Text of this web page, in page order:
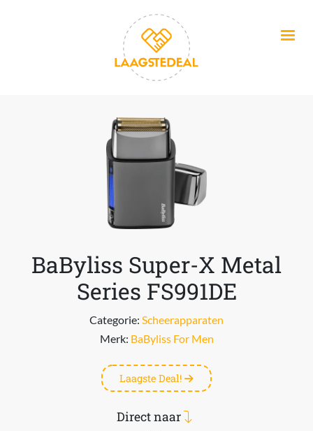
BaByliss Super-X Metal
Series FS991DE
Categorie: Scheerapparaten
Merk: BaByliss For Men
Laagste Deal!
Direct naar